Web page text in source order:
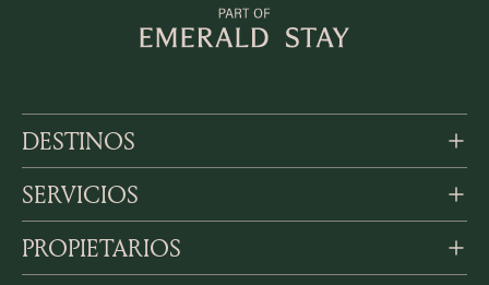
DESTINOS
SERVICIOS
PROPIETARIOS